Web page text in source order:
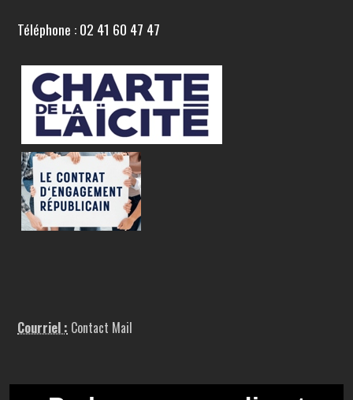
Téléphone : 02 41 60 47 47
Courriel : Contact Mail